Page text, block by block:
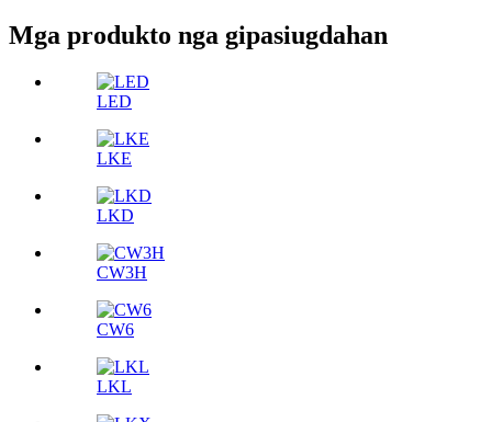
Mga produkto nga gipasiugdahan
LED
LKE
LKD
CW3H
CW6
LKL